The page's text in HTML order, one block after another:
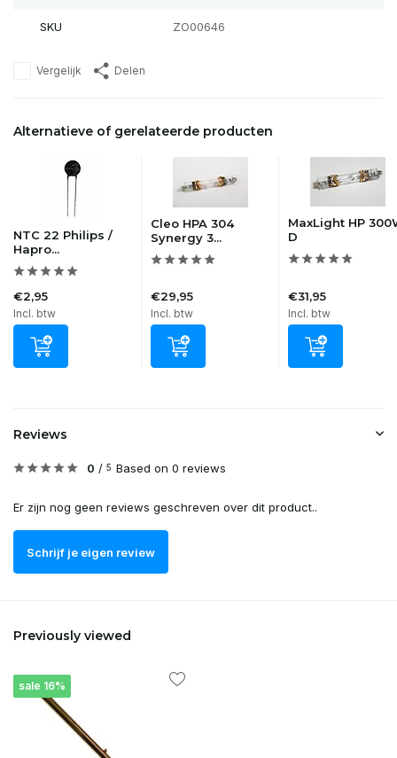
SKU ZO00646
Vergelijk Delen
Alternatieve of gerelateerde producten
NTC 22 Philips /
Hapro...
€2,95
Incl. btw
Cleo HPA 304
Synergy 3...
€29,95
Incl. btw
MaxLight HP
D
€31,95
Incl. btw
Reviews
0 / 5 Based on 0 reviews
Er zijn nog geen reviews geschreven over dit product..
Schrijf je eigen review
Previously viewed
sale 16%